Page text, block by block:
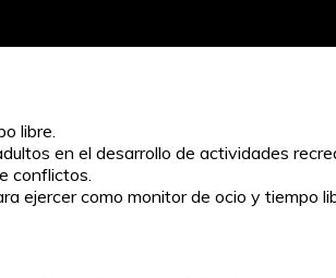
libre.
en el desarrollo de actividades
conflictos.
ejercer como monitor de ocio y tiempo